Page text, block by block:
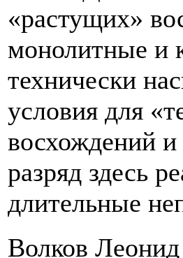
«растущих»
монолитные и
технически
условия для
восхождений и
разряд здесь
длительные
Волков Леонид